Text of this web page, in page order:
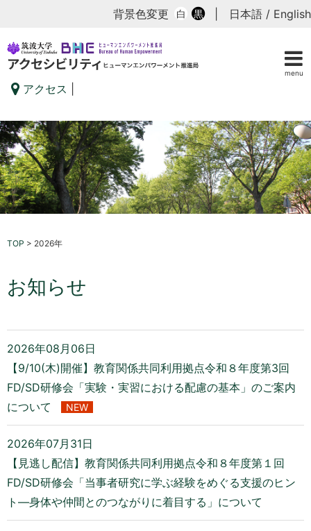
menu
背景色変更 白 黒 日本語 / English
アクセス
TOP > 2026年
お知らせ
2026年08月06日
【9/10(木)開催】教育関係共同利用拠点令和８年度第3回
FD/SD研修会「実験・実習における配慮の基本」のご案内
について
NEW
2026年07月31日
【見逃し配信】教育関係共同利用拠点令和８年度第１回
FD/SD研修会「当事者研究に学ぶ経験をめぐる支援のヒン
ト―身体や仲間とのつながりに着目する」について